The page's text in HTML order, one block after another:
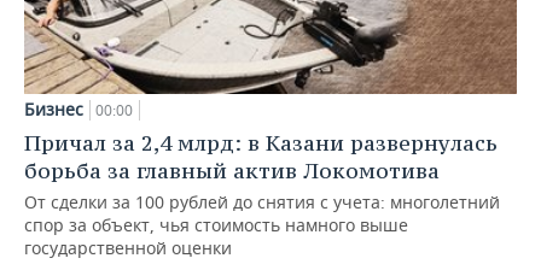
Бизнес 00:00
Причал за 2,4 млрд: в Казани развернулась
борьба за главный актив Локомотива
От сделки за 100 рублей до снятия с учета: многолетний
спор за объект, чья стоимость намного выше
государственной оценки